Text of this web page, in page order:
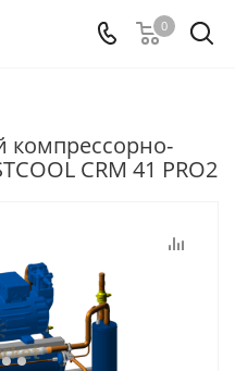
0
компрессорно-
CRM 41 PRO2